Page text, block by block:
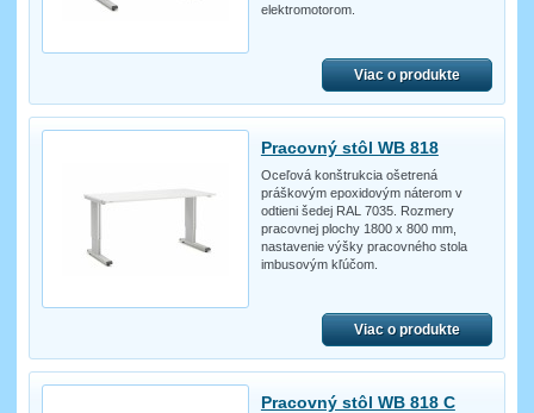
elektromotorom.
Viac o produkte
Pracovný stôl WB 818
Oceľová konštrukcia ošetrená
práškovým epoxidovým náterom v
odtieni šedej RAL 7035. Rozmery
pracovnej plochy 1800 x 800 mm,
nastavenie výšky pracovného stola
imbusovým kľúčom.
Viac o produkte
Pracovný stôl WB 818 C